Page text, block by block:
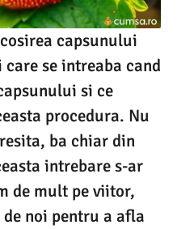
capsunului
se intreaba cand
si ce
procedura. Nu
ba chiar din
intrebare s-ar
de mult pe viitor,
noi pentru a afla